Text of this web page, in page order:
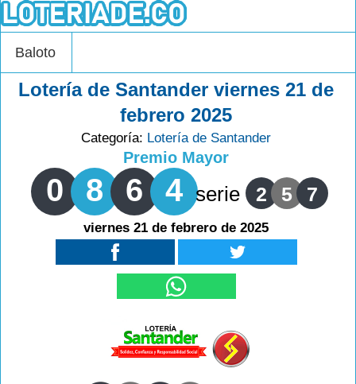
Baloto
Lotería de Santander viernes 21 de
febrero 2025
Categoría: Lotería de Santander
Premio Mayor
0 8 6 4 serie 2 5 7
viernes 21 de febrero de 2025